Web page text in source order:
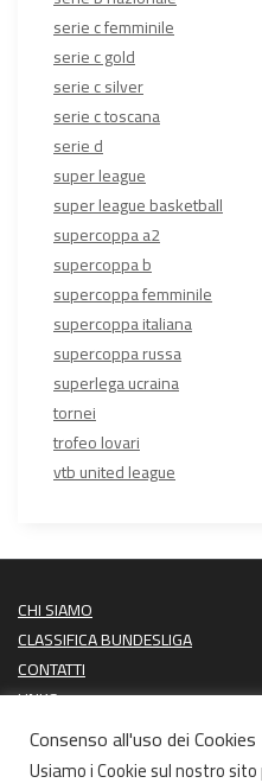
serie c femminile
serie c gold
serie c silver
serie c toscana
serie d
super league
super league basketball
supercoppa a2
supercoppa b
supercoppa femminile
supercoppa italiana
supercoppa russa
superlega ucraina
tornei
trofeo lovari
vtb united league
CHI SIAMO
CLASSIFICA BUNDESLIGA
CONTATTI
LINKS
PROSSIME PARTITE
ULTIMI RISULTATI
Consenso all'uso dei Cookies
Usiamo i Cookie sul nostro